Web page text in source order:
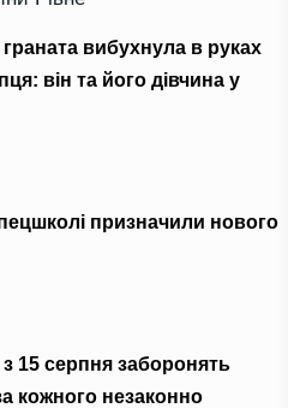
вибухнула в руках
він та його дівчина у
призначили нового
15 серпня заборонять
кожного незаконно